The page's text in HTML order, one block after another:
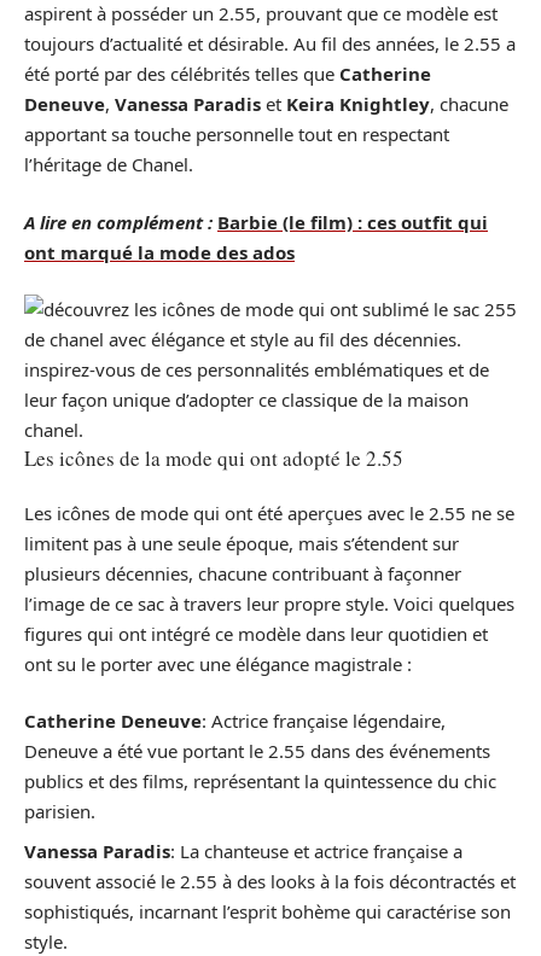
aspirent à posséder un 2.55, prouvant que ce modèle est
toujours d’actualité et désirable. Au fil des années, le 2.55 a
été porté par des célébrités telles que Catherine
Deneuve, Vanessa Paradis et Keira Knightley, chacune
apportant sa touche personnelle tout en respectant
l’héritage de Chanel.
A lire en complément : Barbie (le film) : ces outfit qui
ont marqué la mode des ados
Les icônes de la mode qui ont adopté le 2.55
Les icônes de mode qui ont été aperçues avec le 2.55 ne se
limitent pas à une seule époque, mais s’étendent sur
plusieurs décennies, chacune contribuant à façonner
l’image de ce sac à travers leur propre style. Voici quelques
figures qui ont intégré ce modèle dans leur quotidien et
ont su le porter avec une élégance magistrale :
Catherine Deneuve: Actrice française légendaire,
Deneuve a été vue portant le 2.55 dans des événements
publics et des films, représentant la quintessence du chic
parisien.
Vanessa Paradis: La chanteuse et actrice française a
souvent associé le 2.55 à des looks à la fois décontractés et
sophistiqués, incarnant l’esprit bohème qui caractérise son
style.